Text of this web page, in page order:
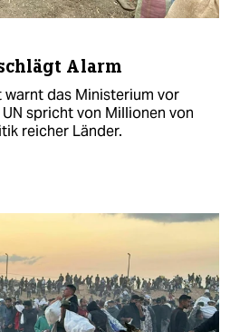
Alarm
warnt das Ministerium vor
spricht von Millionen von
reicher Länder.